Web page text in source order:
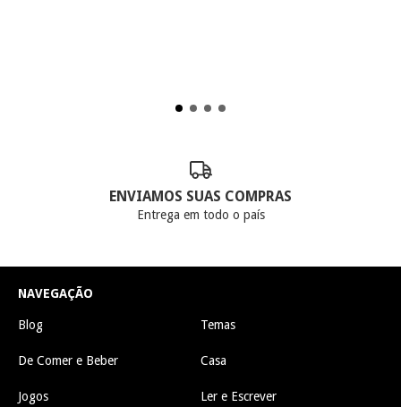
ENVIAMOS SUAS COMPRAS
Entrega em todo o país
NAVEGAÇÃO
Blog Temas
De Comer e Beber Casa
Jogos Ler e Escrever